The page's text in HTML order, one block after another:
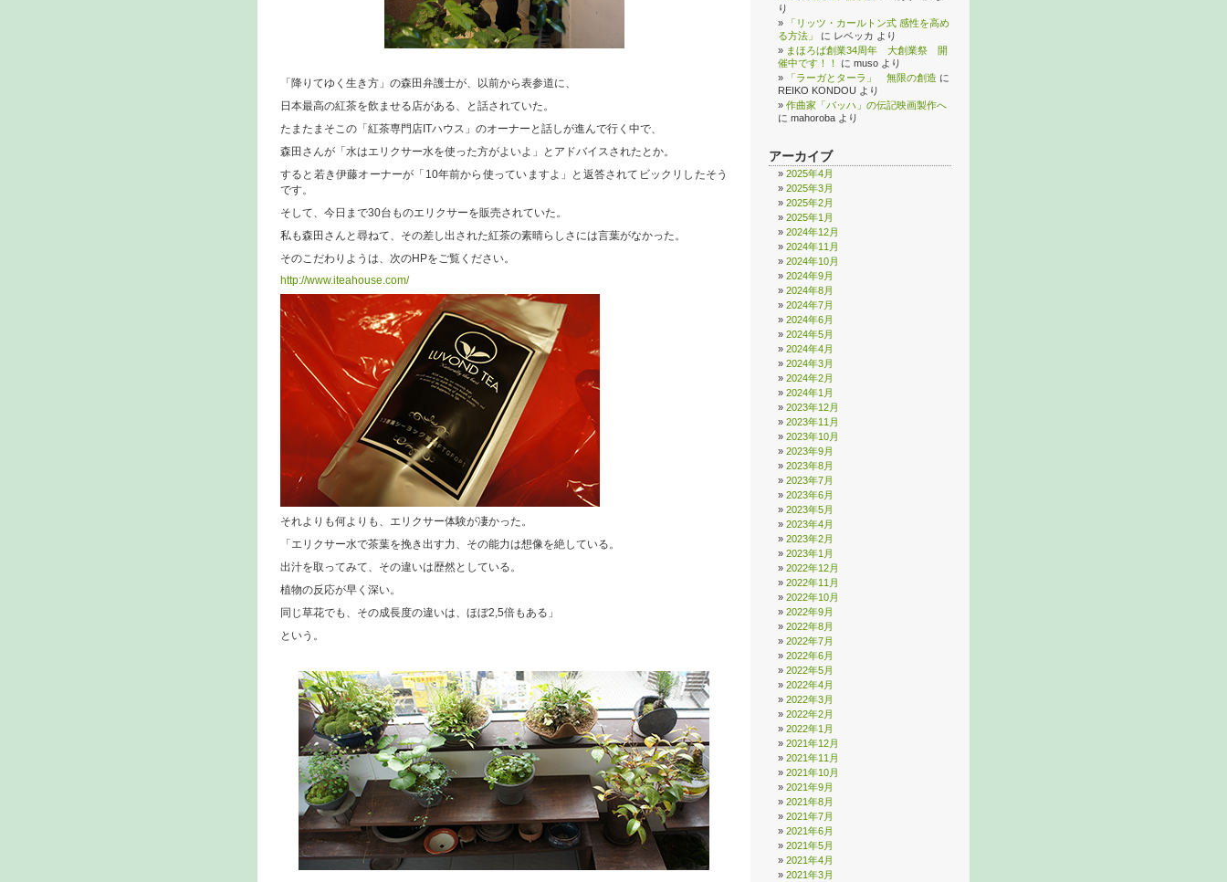
「降りてゆく生き方」の森田弁護士が、以前から表参道に、
日本最高の紅茶を飲ませる店がある、と話されていた。
たまたまそこの「紅茶専門店ITハウス」のオーナーと話しが進んで行く中で、
森田さんが「水はエリクサー水を使った方がよいよ」とアドバイスされたとか。
すると若き伊藤オーナーが「10年前から使っていますよ」と返答されてビックリしたそう
です。
そして、今日まで30台ものエリクサーを販売されていた。
私も森田さんと尋ねて、その差し出された紅茶の素晴らしさには言葉がなかった。
そのこだわりようは、次のHPをご覧ください。
http://www.iteahouse.com/
それよりも何よりも、エリクサー体験が凄かった。
「エリクサー水で茶葉を挽き出す力、その能力は想像を絶している。
出汁を取ってみて、その違いは歴然としている。
植物の反応が早く深い。
同じ草花でも、その成長度の違いは、ほぼ2,5倍もある」
という。
り
「リッツ・カールトン式 感性を高め
る方法」
に レベッカ より
まほろば創業34周年 大創業祭 開
催中です！！
に muso より
「ラーガとターラ」 無限の創造 に
REIKO KONDOU より
作曲家「バッハ」の伝記映画製作へ
に mahoroba より
アーカイブ
2025年4月
2025年3月
2025年2月
2025年1月
2024年12月
2024年11月
2024年10月
2024年9月
2024年8月
2024年7月
2024年6月
2024年5月
2024年4月
2024年3月
2024年2月
2024年1月
2023年12月
2023年11月
2023年10月
2023年9月
2023年8月
2023年7月
2023年6月
2023年5月
2023年4月
2023年2月
2023年1月
2022年12月
2022年11月
2022年10月
2022年9月
2022年8月
2022年7月
2022年6月
2022年5月
2022年4月
2022年3月
2022年2月
2022年1月
2021年12月
2021年11月
2021年10月
2021年9月
2021年8月
2021年7月
2021年6月
2021年5月
2021年4月
2021年3月